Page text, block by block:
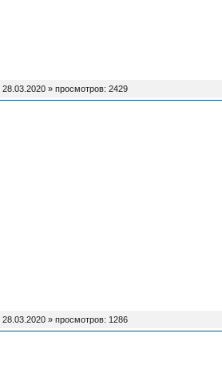
28.03.2020 » просмотров: 2429
28.03.2020 » просмотров: 1286